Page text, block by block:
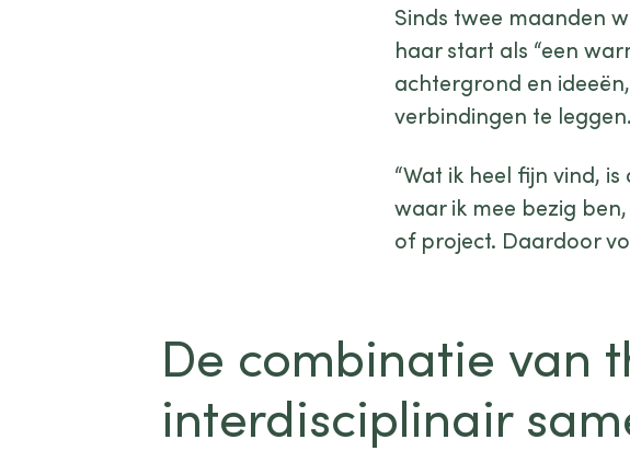
Sinds twee maanden
haar start als “een
achtergrond en
verbindingen te leggen.
“Wat ik heel fijn vind,
waar ik mee bezig
of project. Daardoor
De combinatie van
interdisciplinair